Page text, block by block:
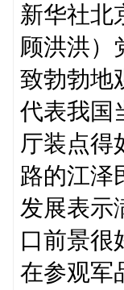
新华社北
顾洪洪）
致勃勃地
代表我国
厅装点得
路的江泽
发展表示
口前景很
在参观军